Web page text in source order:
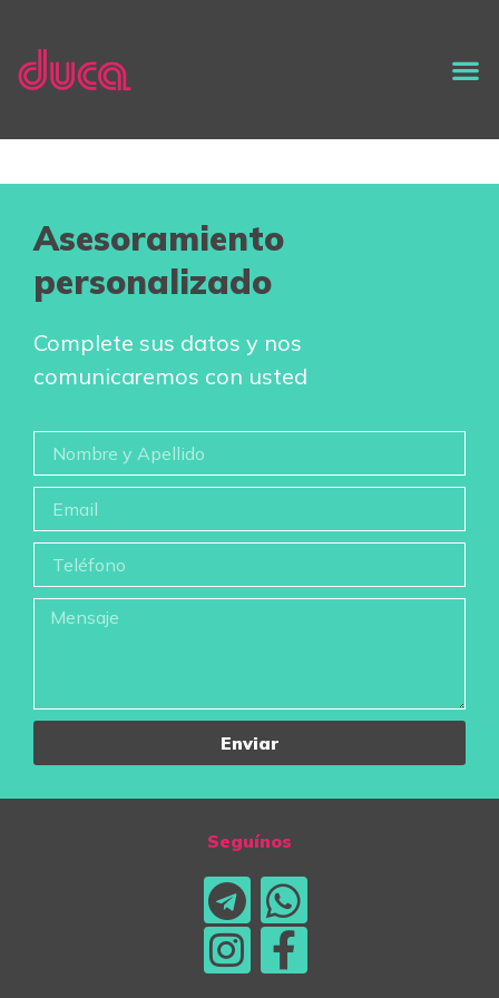
Asesoramiento
personalizado
Complete sus datos y nos
comunicaremos con usted
Enviar
Seguínos